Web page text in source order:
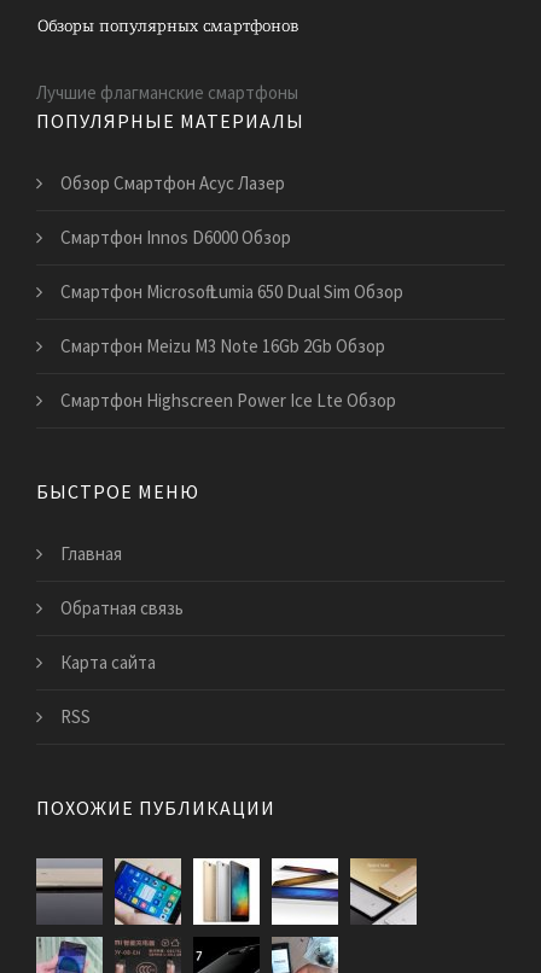
Лучшие флагманские смартфоны
ПОПУЛЯРНЫЕ МАТЕРИАЛЫ
Обзор Смартфон Асус Лазер
Смартфон Innos D6000 Обзор
Смартфон Microsoft Lumia 650 Dual Sim Обзор
Смартфон Meizu M3 Note 16Gb 2Gb Обзор
Смартфон Highscreen Power Ice Lte Обзор
БЫСТРОЕ МЕНЮ
Главная
Обратная связь
Карта сайта
RSS
ПОХОЖИЕ ПУБЛИКАЦИИ